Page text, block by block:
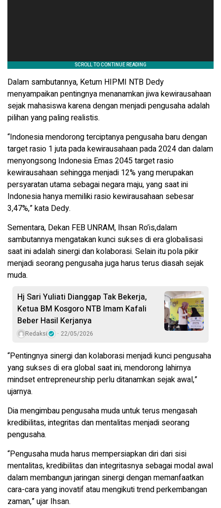
Dalam sambutannya, Ketum HIPMI NTB Dedy
menyampaikan pentingnya menanamkan jiwa kewirausahaan
sejak mahasiswa karena dengan menjadi pengusaha adalah
pilihan yang paling realistis.
“Indonesia mendorong terciptanya pengusaha baru dengan
target rasio 1 juta pada kewirausahaan pada 2024 dan dalam
menyongsong Indonesia Emas 2045 target rasio
kewirausahaan sehingga menjadi 12% yang merupakan
persyaratan utama sebagai negara maju, yang saat ini
Indonesia hanya memiliki rasio kewirausahaan sebesar
3,47%,” kata Dedy.
Sementara, Dekan FEB UNRAM, Ihsan Ro’is,dalam
sambutannya mengatakan kunci sukses di era globalisasi
saat ini adalah sinergi dan kolaborasi. Selain itu pola pikir
menjadi seorang pengusaha juga harus terus diasah sejak
muda.
Hj Sari Yuliati Dianggap Tak Bekerja,
Ketua BM Kosgoro NTB Imam Kafali
Beber Hasil Kerjanya
Redaksi 22/05/2026
“Pentingnya sinergi dan kolaborasi menjadi kunci pengusaha
yang sukses di era global saat ini, mendorong lahirnya
mindset entrepreneurship perlu ditanamkan sejak awal,”
ujarnya.
Dia mengimbau pengusaha muda untuk terus mengasah
kredibilitas, integritas dan mentalitas menjadi seorang
pengusaha.
“Pengusaha muda harus mempersiapkan diri dari sisi
mentalitas, kredibilitas dan integritasnya sebagai modal awal
dalam membangun jaringan sinergi dengan memanfaatkan
cara-cara yang inovatif atau mengikuti trend perkembangan
zaman,” ujar Ihsan.